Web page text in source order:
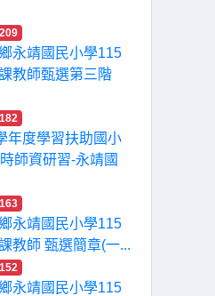
209
永靖國民小學115
教師甄選第三階
182
年度學習扶助國小
師資研習-永靖國
163
永靖國民小學115
教師 甄選簡章(一...
152
永靖國民小學115